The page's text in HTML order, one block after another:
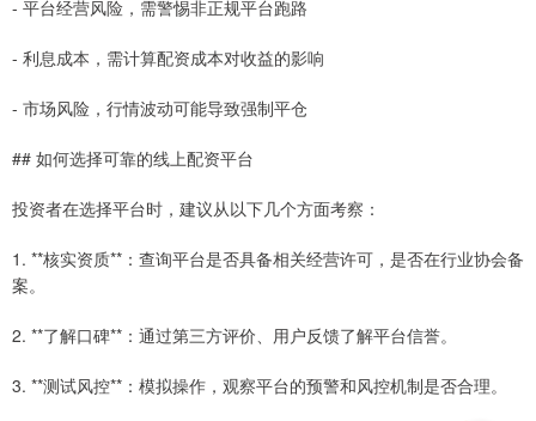
- 平台经营风险，需警惕非正规平台跑路
- 利息成本，需计算配资成本对收益的影响
- 市场风险，行情波动可能导致强制平仓
## 如何选择可靠的线上配资平台
投资者在选择平台时，建议从以下几个方面考察：
1. **核实资质**：查询平台是否具备相关经营许可，是否在行业协会备
案。
2. **了解口碑**：通过第三方评价、用户反馈了解平台信誉。
3. **测试风控**：模拟操作，观察平台的预警和风控机制是否合理。